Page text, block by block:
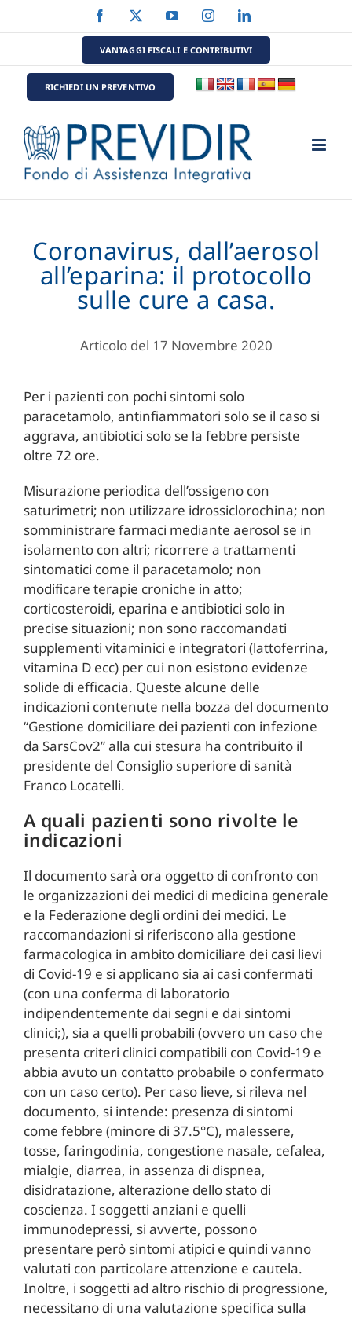
al
Facebook YouTubeInstagramLinkedIn
VANTAGGI FISCALI E CONTRIBUTIVI
RICHIEDI UN PREVENTIVO
Coronavirus, dall’aerosol
all’eparina: il protocollo
sulle cure a casa.
Articolo del 17 Novembre 2020
Per i pazienti con pochi sintomi solo
paracetamolo, antinfiammatori solo se il caso si
aggrava, antibiotici solo se la febbre persiste
oltre 72 ore.
Misurazione periodica dell’ossigeno con
saturimetri; non utilizzare idrossiclorochina; non
somministrare farmaci mediante aerosol se in
isolamento con altri; ricorrere a trattamenti
sintomatici come il paracetamolo; non
modificare terapie croniche in atto;
corticosteroidi, eparina e antibiotici solo in
precise situazioni; non sono raccomandati
supplementi vitaminici e integratori (lattoferrina,
vitamina D ecc) per cui non esistono evidenze
solide di efficacia. Queste alcune delle
indicazioni contenute nella bozza del documento
“Gestione domiciliare dei pazienti con infezione
da SarsCov2” alla cui stesura ha contribuito il
presidente del Consiglio superiore di sanità
Franco Locatelli.
A quali pazienti sono rivolte le
indicazioni
Il documento sarà ora oggetto di confronto con
le organizzazioni dei medici di medicina generale
e la Federazione degli ordini dei medici. Le
raccomandazioni si riferiscono alla gestione
farmacologica in ambito domiciliare dei casi lievi
di Covid-19 e si applicano sia ai casi confermati
(con una conferma di laboratorio
indipendentemente dai segni e dai sintomi
clinici;), sia a quelli probabili (ovvero un caso che
presenta criteri clinici compatibili con Covid-19 e
abbia avuto un contatto probabile o confermato
con un caso certo). Per caso lieve, si rileva nel
documento, si intende: presenza di sintomi
come febbre (minore di 37.5°C), malessere,
tosse, faringodinia, congestione nasale, cefalea,
mialgie, diarrea, in assenza di dispnea,
disidratazione, alterazione dello stato di
coscienza. I soggetti anziani e quelli
immunodepressi, si avverte, possono
presentare però sintomi atipici e quindi vanno
valutati con particolare attenzione e cautela.
Inoltre, i soggetti ad altro rischio di progressione,
necessitano di una valutazione specifica sulla